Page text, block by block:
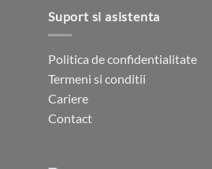
mai
Opțiunile
pot
fi
alese
Suport si asistenta
Politica de confidentialitate
Termeni si conditii
Cariere
Contact